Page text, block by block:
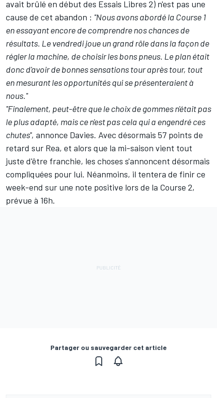
avait brûlé en début des Essais Libres 2) n'est pas une
cause de cet abandon : ''Nous avons abordé la Course 1
en essayant encore de comprendre nos chances de
résultats. Le vendredi joue un grand rôle dans la façon de
régler la machine, de choisir les bons pneus. Le plan était
donc d'avoir de bonnes sensations tour après tour, tout
en mesurant les opportunités qui se présenteraient à
nous.''
''Finalement, peut-être que le choix de gommes n'était pas
le plus adapté, mais ce n'est pas cela qui a engendré ces
chutes'', annonce Davies. Avec désormais 57 points de
retard sur Rea, et alors que la mi-saison vient tout
juste d'être franchie, les choses s'annoncent désormais
compliquées pour lui. Néanmoins, il tentera de finir ce
week-end sur une note positive lors de la Course 2,
prévue à 16h.
Partager ou sauvegarder cet article